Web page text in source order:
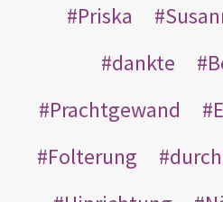
Priska
dankte
Prachtgewand
Folterung